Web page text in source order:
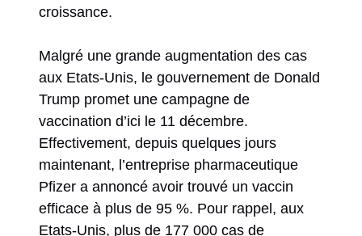
croissance.
Malgré une grande augmentation des cas
aux Etats-Unis, le gouvernement de Donald
Trump promet une campagne de
vaccination d’ici le 11 décembre.
Effectivement, depuis quelques jours
maintenant, l’entreprise pharmaceutique
Pfizer a annoncé avoir trouvé un vaccin
efficace à plus de 95 %. Pour rappel, aux
Etats-Unis, plus de 177 000 cas de